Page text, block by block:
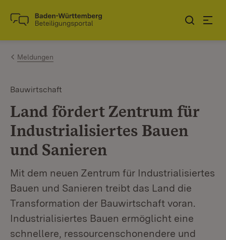
Zum Inhalt springen
Link zur Startseite
Meldungen
Bauwirtschaft
Land fördert Zentrum für
Industrialisiertes Bauen
und Sanieren
Mit dem neuen Zentrum für Industrialisiertes
Bauen und Sanieren treibt das Land die
Transformation der Bauwirtschaft voran.
Industrialisiertes Bauen ermöglicht eine
schnellere, ressourcenschonendere und